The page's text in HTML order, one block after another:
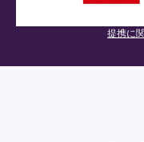
提携に